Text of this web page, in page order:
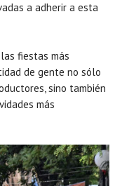
a adherir a esta
fiestas más
de gente no sólo
sino también
más